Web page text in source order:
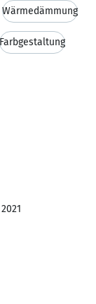
Wärmedämmung
Farbgestaltung